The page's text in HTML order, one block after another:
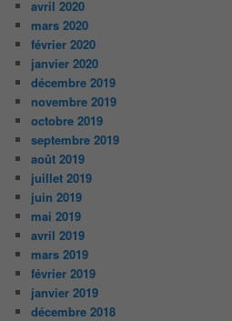
avril 2020
mars 2020
février 2020
janvier 2020
décembre 2019
novembre 2019
octobre 2019
septembre 2019
août 2019
juillet 2019
juin 2019
mai 2019
avril 2019
mars 2019
février 2019
janvier 2019
décembre 2018